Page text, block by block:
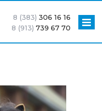
8 (383) 306 16 16
8 (913) 739 67 70